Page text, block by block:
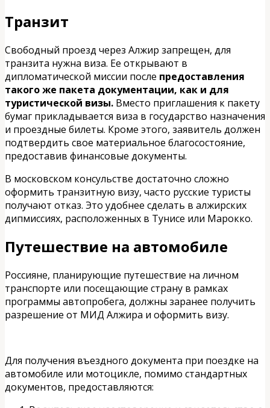
Транзит
Свободный проезд через Алжир запрещен, для
транзита нужна виза. Ее открывают в
дипломатической миссии после предоставления
такого же пакета документации, как и для
туристической визы. Вместо приглашения к пакету
бумаг прикладывается виза в государство назначения
и проездные билеты. Кроме этого, заявитель должен
подтвердить свое материальное благосостояние,
предоставив финансовые документы.
В московском консульстве достаточно сложно
оформить транзитную визу, часто русские туристы
получают отказ. Это удобнее сделать в алжирских
дипмиссиях, расположенных в Тунисе или Марокко.
Путешествие на автомобиле
Россияне, планирующие путешествие на личном
транспорте или посещающие страну в рамках
программы автопробега, должны заранее получить
разрешение от МИД Алжира и оформить визу.
Для получения въездного документа при поездке на
автомобиле или мотоцикле, помимо стандартных
документов, предоставляются: